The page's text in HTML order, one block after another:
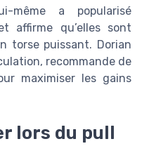
même a popularisé
affirme qu’elles sont
torse puissant. Dorian
recommande de
maximiser les gains
lors du pull